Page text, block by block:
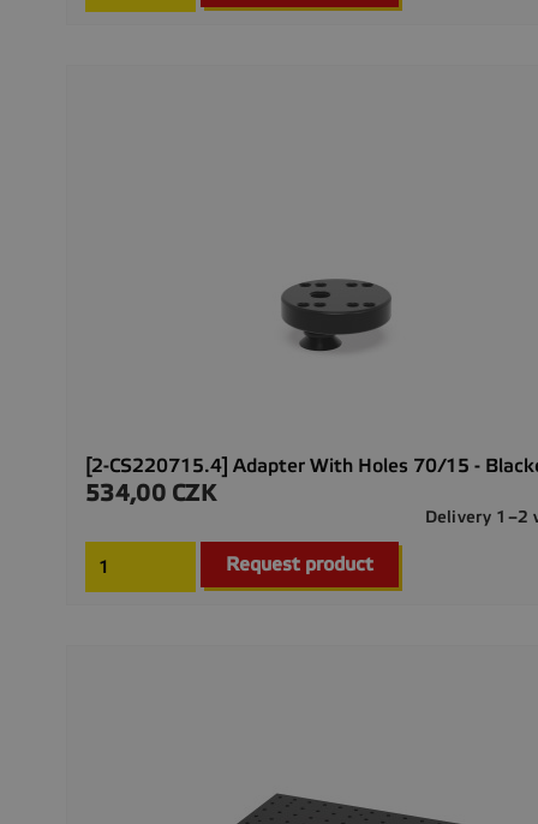
[2-CS220715.4] Adapter With Holes 70/15 -
Precio
534,00 CZK
Delivery 1–2
Request product